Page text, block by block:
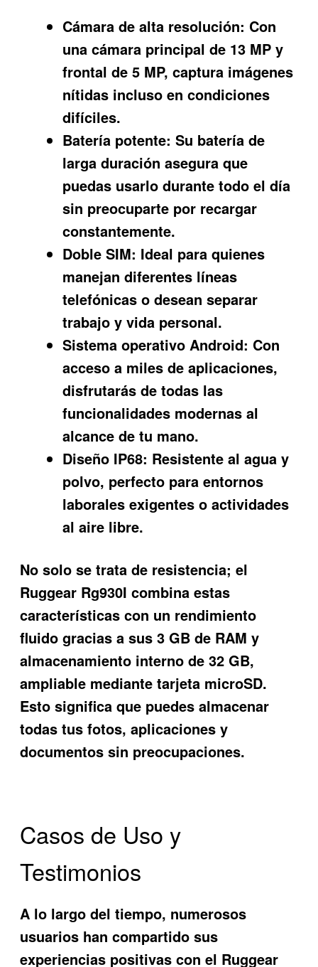
Cámara de alta resolución: Con
una cámara principal de 13 MP y
frontal de 5 MP, captura imágenes
nítidas incluso en condiciones
difíciles.
Batería potente: Su batería de
larga duración asegura que
puedas usarlo durante todo el día
sin preocuparte por recargar
constantemente.
Doble SIM: Ideal para quienes
manejan diferentes líneas
telefónicas o desean separar
trabajo y vida personal.
Sistema operativo Android: Con
acceso a miles de aplicaciones,
disfrutarás de todas las
funcionalidades modernas al
alcance de tu mano.
Diseño IP68: Resistente al agua y
polvo, perfecto para entornos
laborales exigentes o actividades
al aire libre.
No solo se trata de resistencia; el
Ruggear Rg930I combina estas
características con un rendimiento
fluido gracias a sus 3 GB de RAM y
almacenamiento interno de 32 GB,
ampliable mediante tarjeta microSD.
Esto significa que puedes almacenar
todas tus fotos, aplicaciones y
documentos sin preocupaciones.
Casos de Uso y
Testimonios
A lo largo del tiempo, numerosos
usuarios han compartido sus
experiencias positivas con el Ruggear